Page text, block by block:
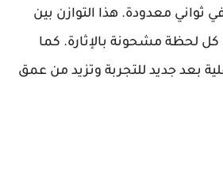
في ثواني معدودة. هذا التوازن بين
كل لحظة مشحونة بالإثارة. كما
بعد جديد للتجربة وتزيد من عمق